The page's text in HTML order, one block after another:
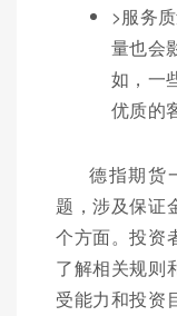
>服务
量也会
如，一
优质的
德指期货
题，涉及保证
个方面。投资
了解相关规则
受能力和投资